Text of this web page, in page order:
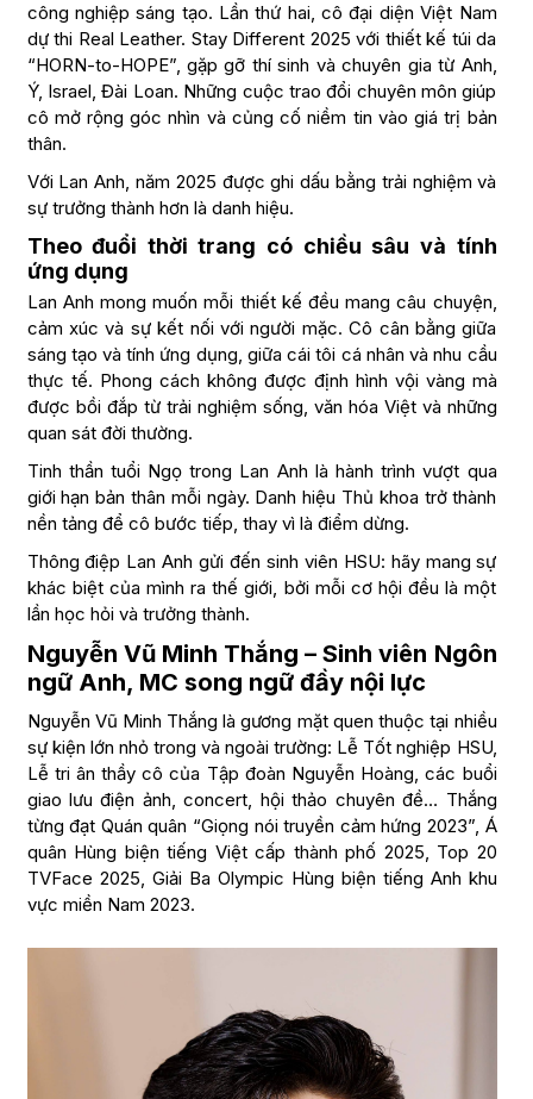
công nghiệp sáng tạo. Lần thứ hai, cô đại diện Việt Nam
dự thi Real Leather. Stay Different 2025 với thiết kế túi da
“HORN-to-HOPE”, gặp gỡ thí sinh và chuyên gia từ Anh,
Ý, Israel, Đài Loan. Những cuộc trao đổi chuyên môn giúp
cô mở rộng góc nhìn và củng cố niềm tin vào giá trị bản
thân.
Với Lan Anh, năm 2025 được ghi dấu bằng trải nghiệm và
sự trưởng thành hơn là danh hiệu.
Theo đuổi thời trang có chiều sâu và tính
ứng dụng
Lan Anh mong muốn mỗi thiết kế đều mang câu chuyện,
cảm xúc và sự kết nối với người mặc. Cô cân bằng giữa
sáng tạo và tính ứng dụng, giữa cái tôi cá nhân và nhu cầu
thực tế. Phong cách không được định hình vội vàng mà
được bồi đắp từ trải nghiệm sống, văn hóa Việt và những
quan sát đời thường.
Tinh thần tuổi Ngọ trong Lan Anh là hành trình vượt qua
giới hạn bản thân mỗi ngày. Danh hiệu Thủ khoa trở thành
nền tảng để cô bước tiếp, thay vì là điểm dừng.
Thông điệp Lan Anh gửi đến sinh viên HSU: hãy mang sự
khác biệt của mình ra thế giới, bởi mỗi cơ hội đều là một
lần học hỏi và trưởng thành.
Nguyễn Vũ Minh Thắng – Sinh viên Ngôn
ngữ Anh, MC song ngữ đầy nội lực
Nguyễn Vũ Minh Thắng là gương mặt quen thuộc tại nhiều
sự kiện lớn nhỏ trong và ngoài trường: Lễ Tốt nghiệp HSU,
Lễ tri ân thầy cô của Tập đoàn Nguyễn Hoàng, các buổi
giao lưu điện ảnh, concert, hội thảo chuyên đề… Thắng
từng đạt Quán quân “Giọng nói truyền cảm hứng 2023”, Á
quân Hùng biện tiếng Việt cấp thành phố 2025, Top 20
TVFace 2025, Giải Ba Olympic Hùng biện tiếng Anh khu
vực miền Nam 2023.